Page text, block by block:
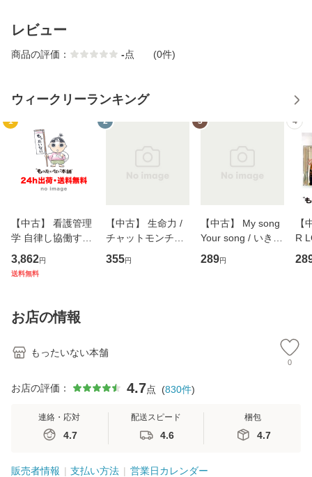
レビュー
商品の評価： -点 (0件)
ウィークリーランキング
1
【中古】 看護管理
学 自律し協働する
専門職の看護マネ
ジメントスキル 改
恵 藤本幸三 / 南江
堂 [単行
3,862円
送料無料
2
【中古】 生命力 /
チャットモンチー /
キューンレコード
[CD]【メール便送
355円
3
【中古】 My song
Your song / いきも
のがかり / [CD]
【メール便送料無
289円
4
【
R
産
お店の情報
もったいない本舗
0
お店の評価： 4.7点 (830件)
連絡・応対
4.7
配送スピード
4.6
梱包
4.7
販売者情報 支払い方法 営業日カレンダー